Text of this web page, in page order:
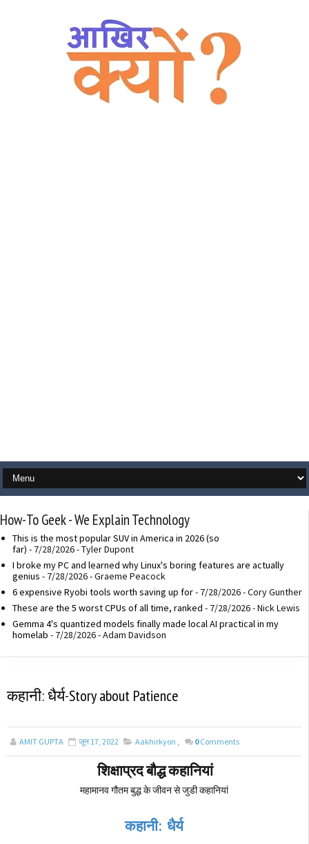
How-To Geek - We Explain Technology
This is the most popular SUV in America in 2026 (so
far) - 7/28/2026- Tyler Dupont
I broke my PC and learned why Linux's boring features are actually
genius - 7/28/2026- Graeme Peacock
6 expensive Ryobi tools worth saving up for- 7/28/2026- Cory Gunther
These are the 5 worst CPUs of all time, ranked - 7/28/2026- Nick Lewis
Gemma 4's quantized models finally made local AI practical in my
homelab - 7/28/2026- Adam Davidson
कहानी: धैर्य-Story about Patience
AMIT GUPTA जून 17, 2022 Aakhirkyon , 0 Comments
शिक्षाप्रद बौद्ध कहानियां
महामानव गौतम बुद्ध के जीवन से जुडी कहानियां
कहानी: धैर्य